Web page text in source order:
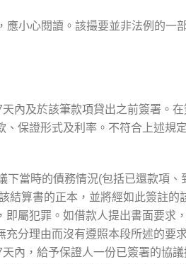
應小心閱讀。該撮要並非法例的一
內及於該筆款項貸出之前簽署。在
保證形式及利率。不符合上述規
當時的債務情況(包括已還款項、
結算書的正本，並將經如此簽註的
屬犯罪。如借款人提出書面要求
分理由而沒有遵照本段所述的要
內，給予保證人一份已簽署的協